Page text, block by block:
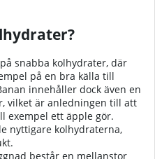
snabba kolhydrater, där
på en bra källa till
innehåller dock även en
vilket är anledningen till att
exempel ett äpple gör.
nyttigare kolhydraterna,
består en mellanstor